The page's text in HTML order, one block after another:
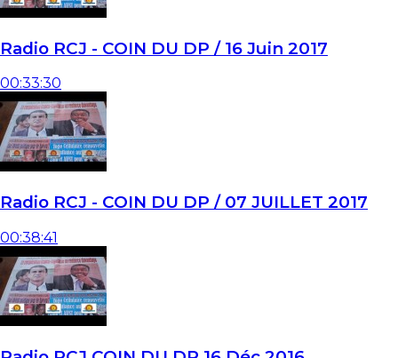
Radio RCJ - COIN DU DP / 16 Juin 2017
00:33:30
Radio RCJ - COIN DU DP / 07 JUILLET 2017
00:38:41